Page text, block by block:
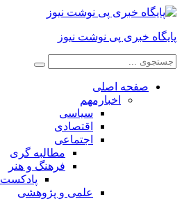
پایگاه خبری پی نوشت نیوز
صفحه اصلی
اخبارمهم
سیاسی
اقتصادی
اجتماعی
مطالبه گری
فرهنگ و هنر
پادکست
علمی و پژوهشی